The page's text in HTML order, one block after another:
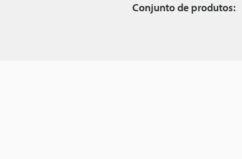
Conjunto de produtos: